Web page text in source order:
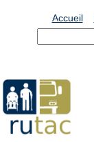
Accueil